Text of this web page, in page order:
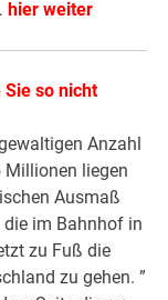
hier weiter
Sie so nicht
Anzahl
Millionen liegen
Ausmaß
die im Bahnhof in
zu Fuß die
zu gehen. ”